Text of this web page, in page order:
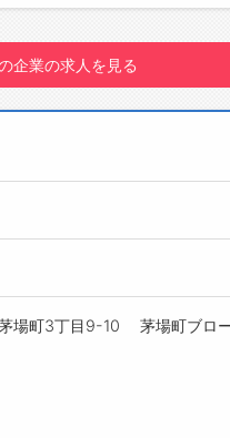
ム
企業の求人を見る
場町3丁目9-10 茅場町ブロ